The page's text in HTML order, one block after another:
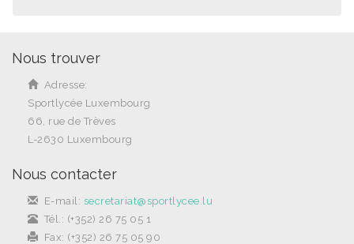
Nous trouver
Adresse:
Sportlycée Luxembourg
66, rue de Trèves
L-2630 Luxembourg
Nous contacter
E-mail: secretariat@sportlycee.lu
Tél.: (+352) 26 75 05 1
Fax: (+352) 26 75 05 90